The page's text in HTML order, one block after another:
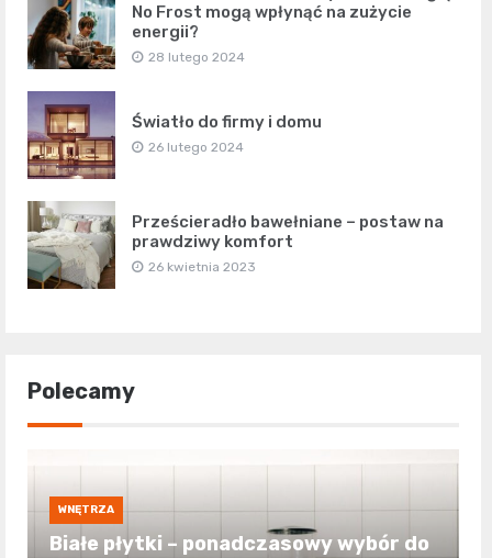
No Frost mogą wpłynąć na zużycie
energii?
28 lutego 2024
Światło do firmy i domu
26 lutego 2024
Prześcieradło bawełniane – postaw na
prawdziwy komfort
26 kwietnia 2023
Polecamy
WNĘTRZA
Białe płytki – ponadczasowy wybór do